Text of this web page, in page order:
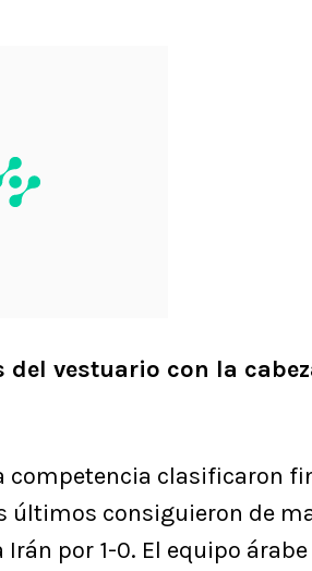
del vestuario con la
competencia clasificaron
últimos consiguieron de
por 1-0. El equipo árabe